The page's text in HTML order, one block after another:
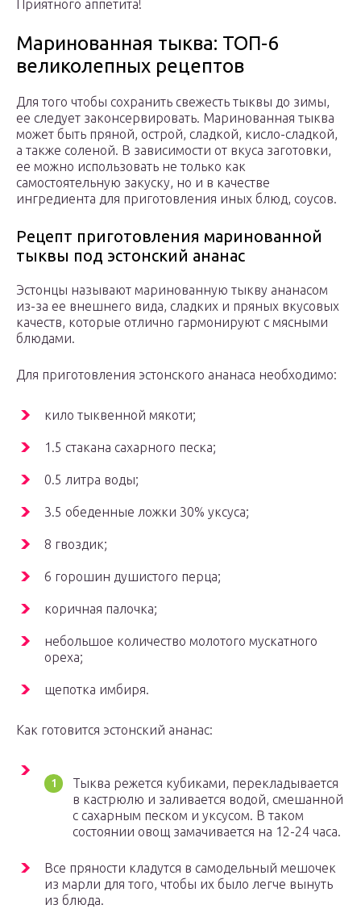
Приятного аппетита!
Маринованная тыква: ТОП-6
великолепных рецептов
Для того чтобы сохранить свежесть тыквы до зимы,
ее следует законсервировать. Маринованная тыква
может быть пряной, острой, сладкой, кисло-сладкой,
а также соленой. В зависимости от вкуса заготовки,
ее можно использовать не только как
самостоятельную закуску, но и в качестве
ингредиента для приготовления иных блюд, соусов.
Рецепт приготовления маринованной
тыквы под эстонский ананас
Эстонцы называют маринованную тыкву ананасом
из-за ее внешнего вида, сладких и пряных вкусовых
качеств, которые отлично гармонируют с мясными
блюдами.
Для приготовления эстонского ананаса необходимо:
кило тыквенной мякоти;
1.5 стакана сахарного песка;
0.5 литра воды;
3.5 обеденные ложки 30% уксуса;
8 гвоздик;
6 горошин душистого перца;
коричная палочка;
небольшое количество молотого мускатного
ореха;
щепотка имбиря.
Как готовится эстонский ананас:
Тыква режется кубиками, перекладывается
в кастрюлю и заливается водой, смешанной
с сахарным песком и уксусом. В таком
состоянии овощ замачивается на 12-24 часа.
Все пряности кладутся в самодельный мешочек
из марли для того, чтобы их было легче вынуть
из блюда.